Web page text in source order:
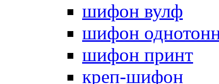
шифон вулф
шифон
шифон принт
креп-шифон